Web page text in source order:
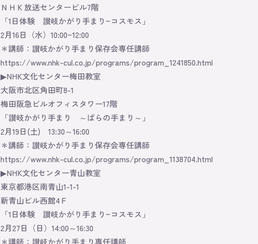
ＮＨＫ放送センタービル7階
「1日体験 讃岐かがり手まり~コスモス」
2月16日（水）10:00~12:00
＊講師：讃岐かがり手まり保存会専任講師
https://www.nhk-cul.co.jp/programs/program_1241850.html
▶NHK文化センター梅田教室
大阪市北区角田町8-1
梅田阪急ビルオフィスタワー17階
「讃岐かがり手まり ～ばらの手まり～」
2月19日(土) 13:30～16:00
＊講師：讃岐かがり手まり保存会専任講師
https://www.nhk-cul.co.jp/programs/program_1138704.html
▶NHK文化センター青山教室
東京都港区南青山1-1-1
新青山ビル西館4Ｆ
「1日体験 讃岐かがり手まり~コスモス」
2月27日（日）14:00～16:30
＊講師：讃岐かがり手まり専任講師